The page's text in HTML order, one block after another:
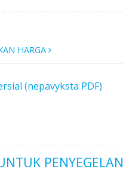
HARGA
(nepavyksta PDF)
PENYEGELAN